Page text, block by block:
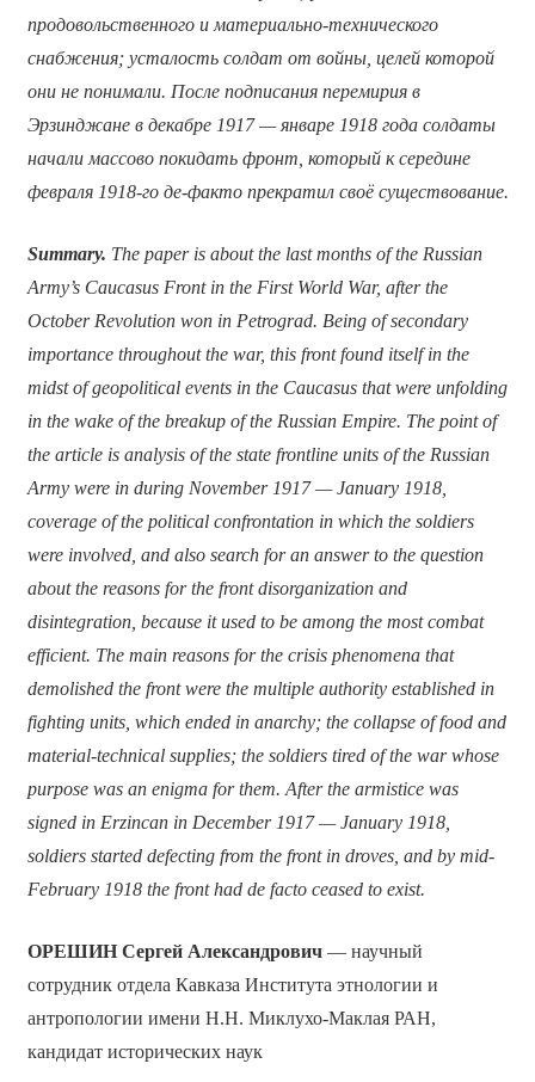
продовольственного и материально-технического
снабжения; усталость солдат от войны, целей которой
они не понимали. После подписания перемирия в
Эрзинджане в декабре 1917 — январе 1918 года солдаты
начали массово покидать фронт, который к середине
февраля 1918-го де-факто прекратил своё существование.
Summary. The paper is about the last months of the Russian
Army’s Caucasus Front in the First World War, after the
October Revolution won in Petrograd. Being of secondary
importance throughout the war, this front found itself in the
midst of geopolitical events in the Caucasus that were unfolding
in the wake of the breakup of the Russian Empire. The point of
the article is analysis of the state frontline units of the Russian
Army were in during November 1917 — January 1918,
coverage of the political confrontation in which the soldiers
were involved, and also search for an answer to the question
about the reasons for the front disorganization and
disintegration, because it used to be among the most combat
efficient. The main reasons for the crisis phenomena that
demolished the front were the multiple authority established in
fighting units, which ended in anarchy; the collapse of food and
material-technical supplies; the soldiers tired of the war whose
purpose was an enigma for them. After the armistice was
signed in Erzincan in December 1917 — January 1918,
soldiers started defecting from the front in droves, and by mid-
February 1918 the front had de facto ceased to exist.
ОРЕШИН Сергей Александрович— научный
сотрудник отдела Кавказа Института этнологии и
антропологии имени Н.Н. Миклухо-Маклая РАН,
кандидат исторических наук